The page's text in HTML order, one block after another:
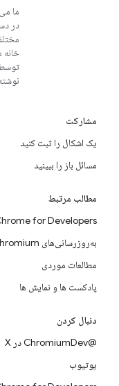
ما
در
خانه
مشارکت
یک اشکال را ثبت کنید
مسائل باز را ببینید
مطالب مرتبط
for Developers
به‌روزرسانی‌های Chromium
مطالعات موردی
پادکست ها و نمایش ها
دنبال کردن
@ChromiumDev در X
یوتیوب